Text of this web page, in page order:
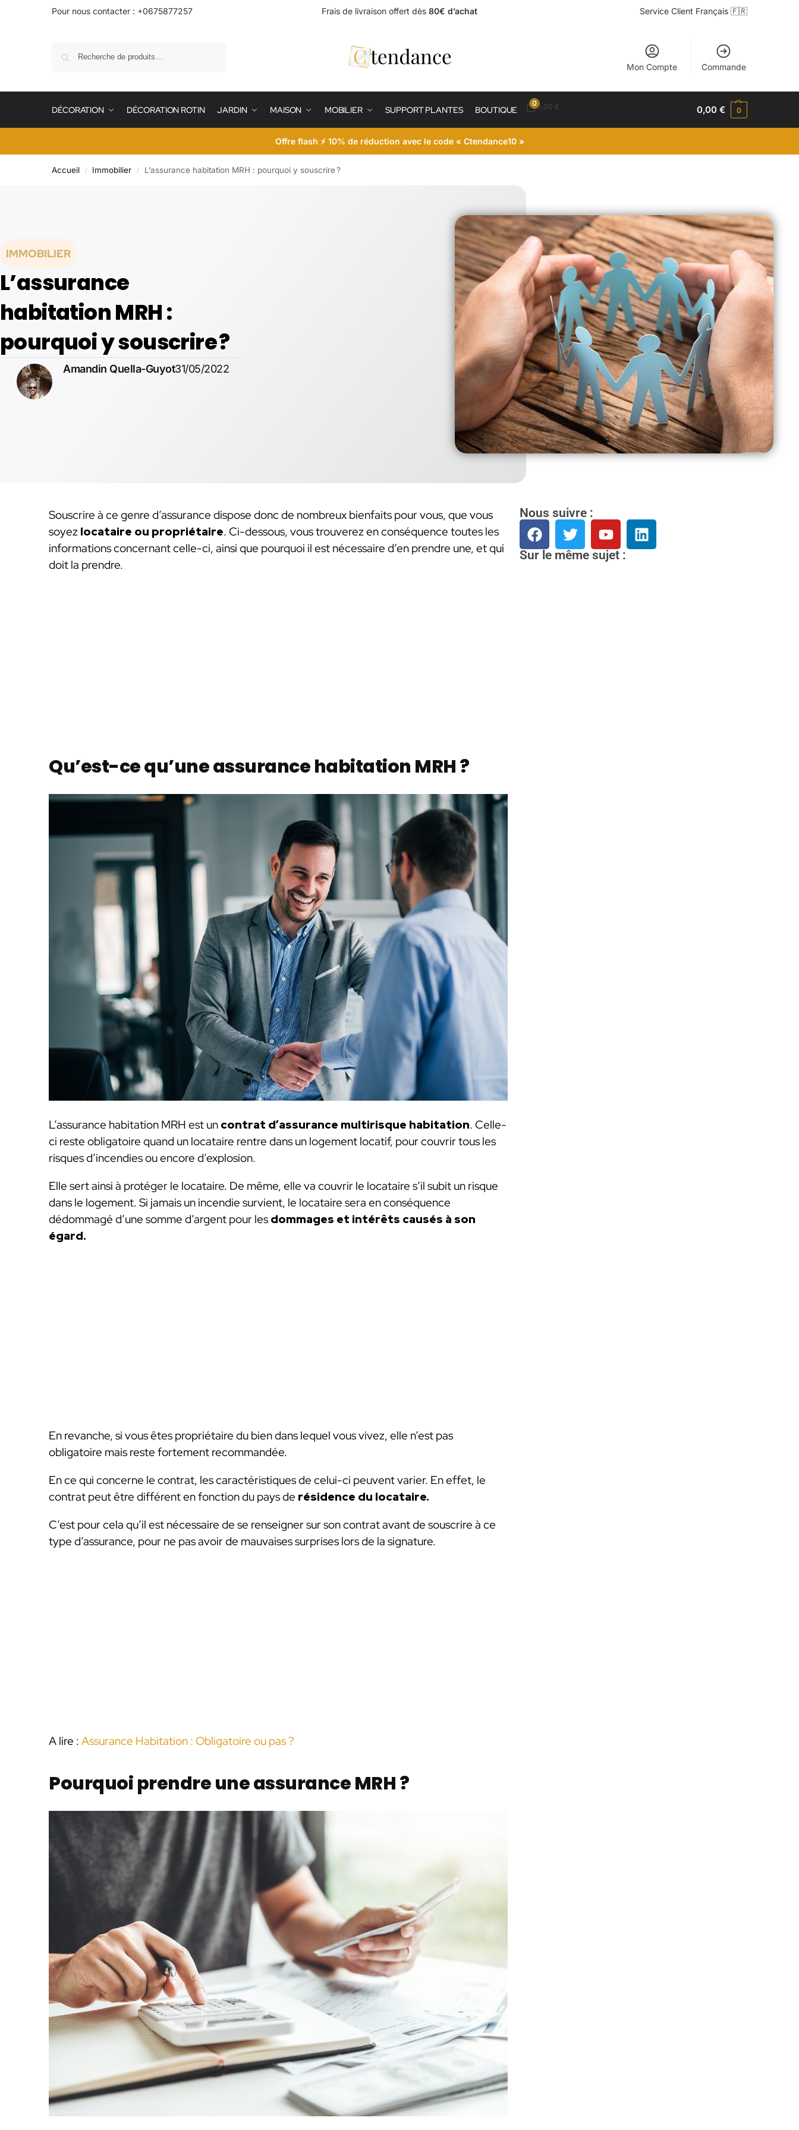
Pour nous contacter : +0675877257 Frais de livraison offert dès 80€ d’achat Service Client Français 🇫🇷
Mon Compte Commande
DÉCORATION DÉCORATION ROTIN JARDIN MAISON MOBILIER SUPPORT PLANTES BOUTIQUE
00,00 € 0,00€ 0
Offre flash ⚡ 10% de réduction avec le code « Ctendance10 »
Accueil / Immobilier / L’assurance habitation MRH : pourquoi y souscrire ?
IMMOBILIER
L’assurance
habitation MRH :
pourquoi y souscrire ?
Amandin Quella-Guyot31/05/2022
Souscrire à ce genre d’assurance dispose donc de nombreux bienfaits pour vous, que vous
soyez locataire ou propriétaire. Ci-dessous, vous trouverez en conséquence toutes les
informations concernant celle-ci, ainsi que pourquoi il est nécessaire d’en prendre une, et qui
doit la prendre.
Qu’est-ce qu’une assurance habitation MRH ?
L’assurance habitation MRH est un contrat d’assurance multirisque habitation. Celle-
ci reste obligatoire quand un locataire rentre dans un logement locatif, pour couvrir tous les
risques d’incendies ou encore d’explosion.
Elle sert ainsi à protéger le locataire. De même, elle va couvrir le locataire s’il subit un risque
dans le logement. Si jamais un incendie survient, le locataire sera en conséquence
dédommagé d’une somme d’argent pour les dommages et intérêts causés à son
égard.
En revanche, si vous êtes propriétaire du bien dans lequel vous vivez, elle n’est pas
obligatoire mais reste fortement recommandée.
En ce qui concerne le contrat, les caractéristiques de celui-ci peuvent varier. En effet, le
contrat peut être différent en fonction du pays de résidence du locataire.
C’est pour cela qu’il est nécessaire de se renseigner sur son contrat avant de souscrire à ce
type d’assurance, pour ne pas avoir de mauvaises surprises lors de la signature.
A lire : Assurance Habitation : Obligatoire ou pas ?
Pourquoi prendre une assurance MRH ?
Nous suivre :
Sur le même sujet :